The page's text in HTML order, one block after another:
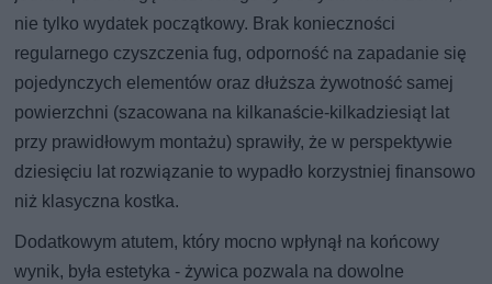
nie tylko wydatek początkowy. Brak konieczności
regularnego czyszczenia fug, odporność na zapadanie się
pojedynczych elementów oraz dłuższa żywotność samej
powierzchni (szacowana na kilkanaście-kilkadziesiąt lat
przy prawidłowym montażu) sprawiły, że w perspektywie
dziesięciu lat rozwiązanie to wypadło korzystniej finansowo
niż klasyczna kostka.
Dodatkowym atutem, który mocno wpłynął na końcowy
wynik, była estetyka - żywica pozwala na dowolne